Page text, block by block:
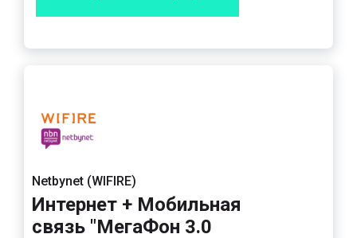
Netbynet (WIFIRE)
Интернет + Мобильная
связь "МегаФон 3.0